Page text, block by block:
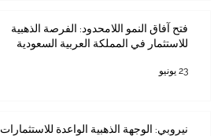
فتح آفاق النمو اللامحدود: الفرصة الذهبية
للاستثمار في المملكة العربية السعودية
23 يونيو
نيروبي: الوجهة الذهبية الواعدة للاستثمارات